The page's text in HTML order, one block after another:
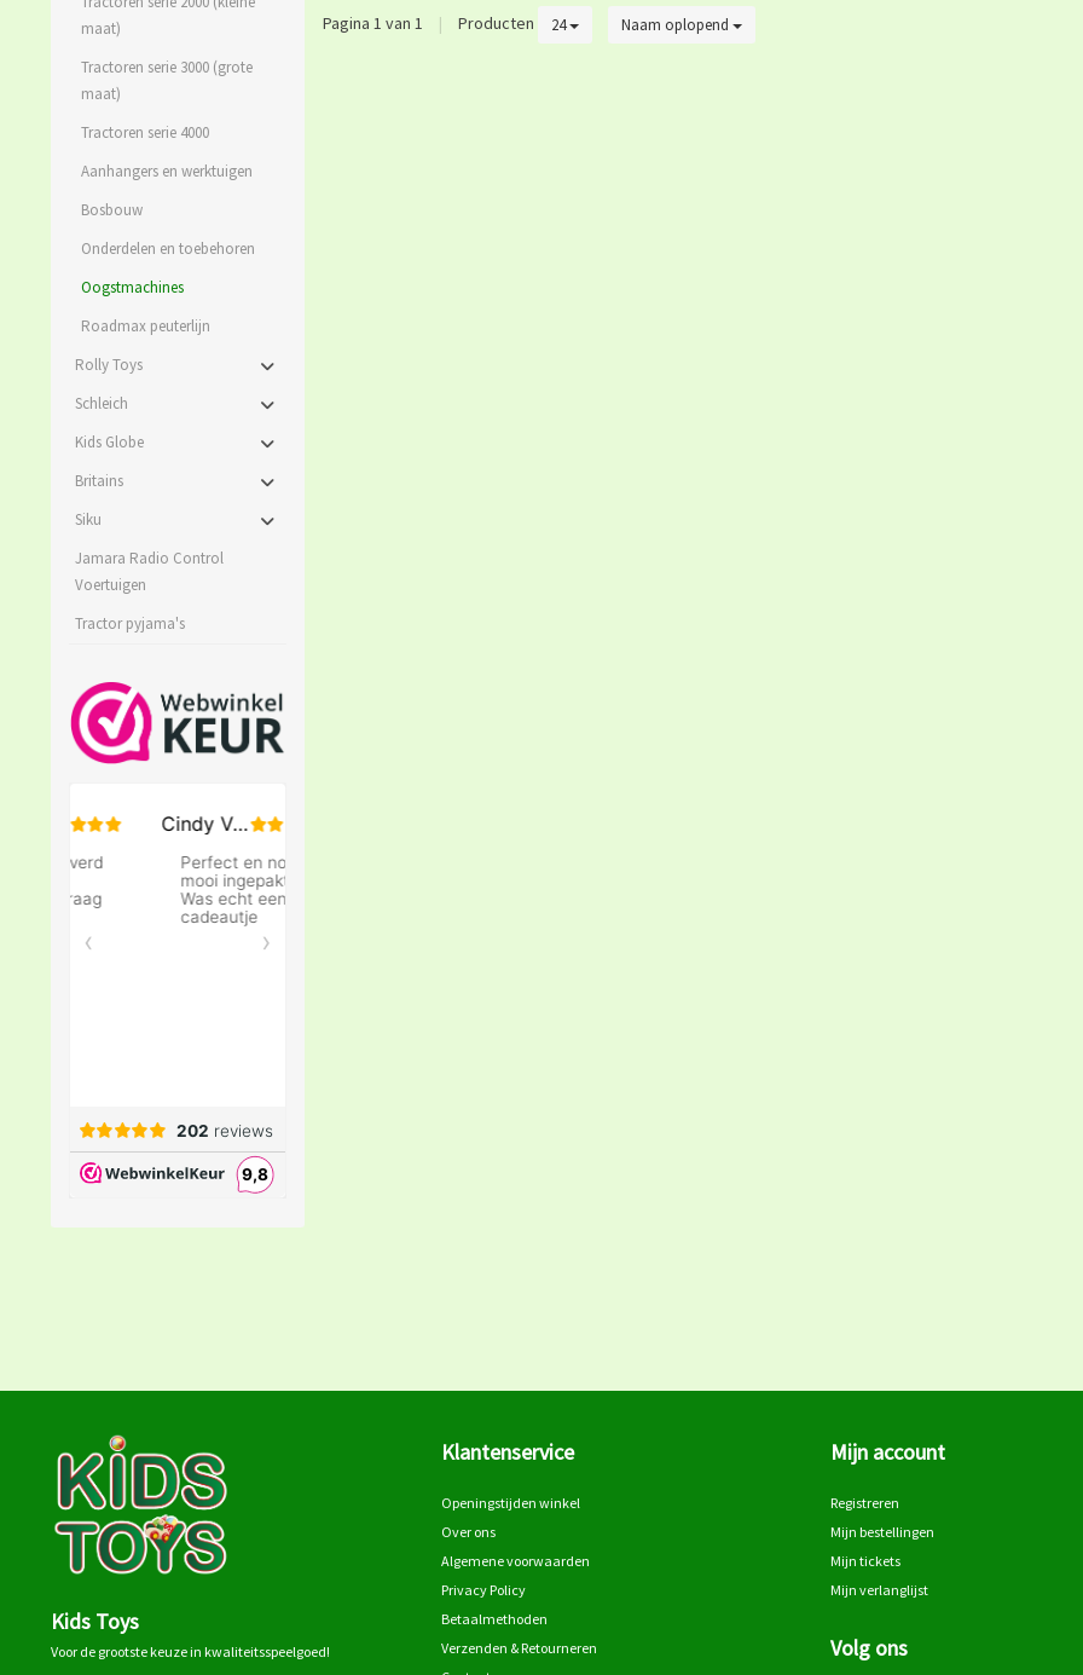
maat)
Tractoren serie 3000 (grote
maat)
Tractoren serie 4000
Aanhangers en werktuigen
Bosbouw
Onderdelen en toebehoren
Oogstmachines
Roadmax peuterlijn
Rolly Toys
Schleich
Kids Globe
Britains
Siku
Jamara Radio Control
Voertuigen
Tractor pyjama's
Pagina 1 van 1 | Producten 24 Naam oplopend
Kids Toys
Voor de grootste keuze in kwaliteitsspeelgoed!
Klantenservice
Openingstijden winkel
Over ons
Algemene voorwaarden
Privacy Policy
Betaalmethoden
Verzenden & Retourneren
Mijn account
Registreren
Mijn bestellingen
Mijn tickets
Mijn verlanglijst
Volg ons